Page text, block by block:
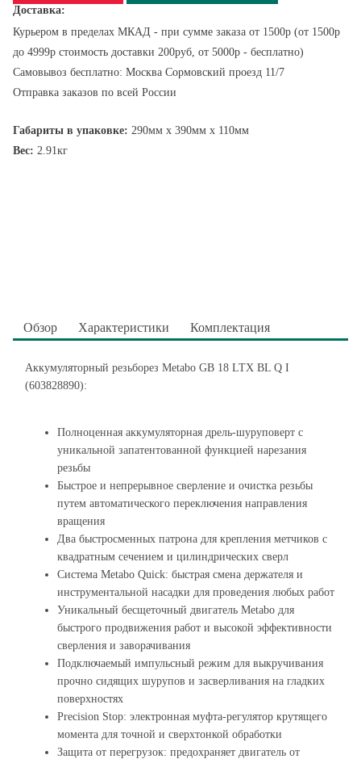
Доставка:
Курьером в пределах МКАД - при сумме заказа от 1500р (от 1500р
до 4999р стоимость доставки 200руб, от 5000р - бесплатно)
Самовывоз бесплатно: Москва Сормовский проезд 11/7
Отправка заказов по всей России
Габариты в упаковке: 290мм x 390мм x 110мм
Вес: 2.91кг
Обзор Характеристики Комплектация
Аккумуляторный резьборез Metabo GB 18 LTX BL Q I
(603828890):
Полноценная аккумуляторная дрель-шуруповерт с
уникальной запатентованной функцией нарезания
резьбы
Быстрое и непрерывное сверление и очистка резьбы
путем автоматического переключения направления
вращения
Два быстросменных патрона для крепления метчиков с
квадратным сечением и цилиндрических сверл
Система Metabo Quick: быстрая смена держателя и
инструментальной насадки для проведения любых работ
Уникальный бесщеточный двигатель Metabo для
быстрого продвижения работ и высокой эффективности
сверления и заворачивания
Подключаемый импульсный режим для выкручивания
прочно сидящих шурупов и засверливания на гладких
поверхностях
Precision Stop: электронная муфта-регулятор крутящего
момента для точной и сверхтонкой обработки
Защита от перегрузок: предохраняет двигатель от